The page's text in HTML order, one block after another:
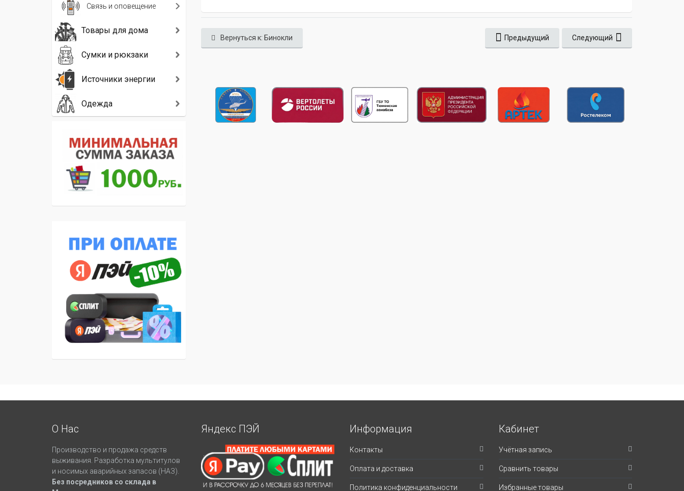
Вернуться к: Бинокли Предыдущий Следующий
Связь и оповещение
Товары для дома
Сумки и рюкзаки
Источники энергии
Одежда
О Нас
Производство и продажа средств
выживания. Разработка мультитулов
и носимых аварийных запасов (НАЗ).
Без посредников со склада в
Яндекс ПЭЙ Информация
Контакты
Оплата и доставка
Политика конфиденциальности
Кабинет
Учётная запись
Сравнить товары
Избранные товары